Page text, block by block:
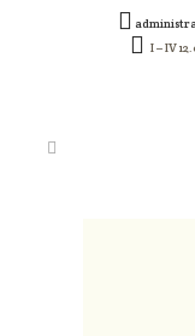
I – IV